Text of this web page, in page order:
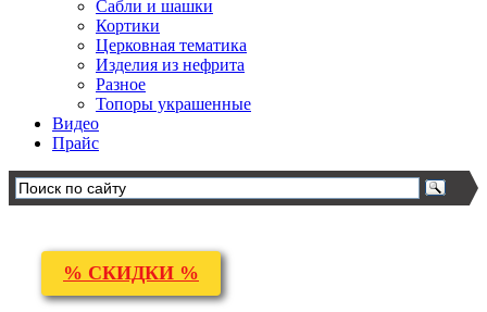
Сабли и шашки
Кортики
Церковная тематика
Изделия из нефрита
Разное
Топоры украшенные
Видео
Прайс
% СКИДКИ %